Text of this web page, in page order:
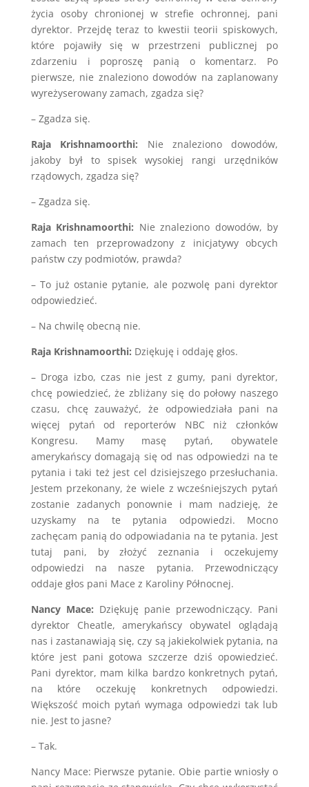
życia osoby chronionej w strefie ochronnej, pani
dyrektor. Przejdę teraz to kwestii teorii spiskowych,
które pojawiły się w przestrzeni publicznej po
zdarzeniu i poproszę panią o komentarz. Po
pierwsze, nie znaleziono dowodów na zaplanowany
wyreżyserowany zamach, zgadza się?
– Zgadza się.
Raja Krishnamoorthi: Nie znaleziono dowodów,
jakoby był to spisek wysokiej rangi urzędników
rządowych, zgadza się?
– Zgadza się.
Raja Krishnamoorthi: Nie znaleziono dowodów, by
zamach ten przeprowadzony z inicjatywy obcych
państw czy podmiotów, prawda?
– To już ostanie pytanie, ale pozwolę pani dyrektor
odpowiedzieć.
– Na chwilę obecną nie.
Raja Krishnamoorthi: Dziękuję i oddaję głos.
– Droga izbo, czas nie jest z gumy, pani dyrektor,
chcę powiedzieć, że zbliżany się do połowy naszego
czasu, chcę zauważyć, że odpowiedziała pani na
więcej pytań od reporterów NBC niż członków
Kongresu. Mamy masę pytań, obywatele
amerykańscy domagają się od nas odpowiedzi na te
pytania i taki też jest cel dzisiejszego przesłuchania.
Jestem przekonany, że wiele z wcześniejszych pytań
zostanie zadanych ponownie i mam nadzieję, że
uzyskamy na te pytania odpowiedzi. Mocno
zachęcam panią do odpowiadania na te pytania. Jest
tutaj pani, by złożyć zeznania i oczekujemy
odpowiedzi na nasze pytania. Przewodniczący
oddaje głos pani Mace z Karoliny Północnej.
Nancy Mace: Dziękuję panie przewodniczący. Pani
dyrektor Cheatle, amerykańscy obywatel oglądają
nas i zastanawiają się, czy są jakiekolwiek pytania, na
które jest pani gotowa szczerze dziś opowiedzieć.
Pani dyrektor, mam kilka bardzo konkretnych pytań,
na które oczekuję konkretnych odpowiedzi.
Większość moich pytań wymaga odpowiedzi tak lub
nie. Jest to jasne?
– Tak.
Nancy Mace: Pierwsze pytanie. Obie partie wniosły o